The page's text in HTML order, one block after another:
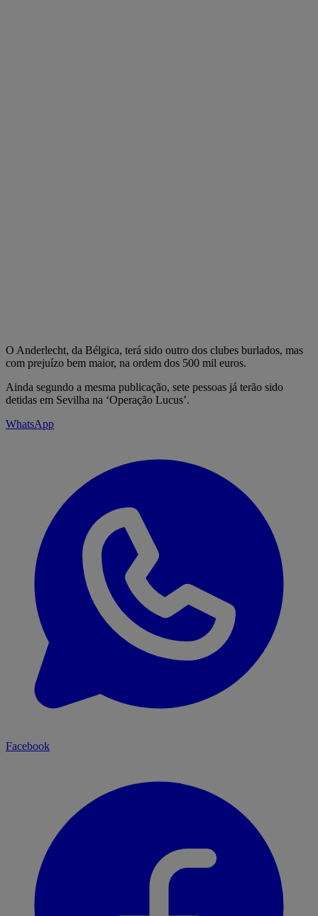
O Anderlecht, da Bélgica, terá sido outro dos clubes burlados, mas
com prejuízo bem maior, na ordem dos 500 mil euros.
Ainda segundo a mesma publicação, sete pessoas já terão sido
detidas em Sevilha na ‘Operação Lucus’.
WhatsApp
Facebook